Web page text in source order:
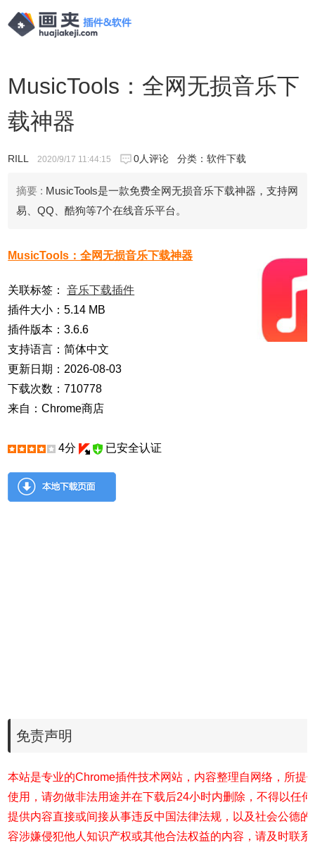
MusicTools：全网无损音乐下
载神器
RILL 2020/9/17 11:44:15 0人评论 分类：软件下载
摘要 : MusicTools是一款免费全网无损音乐下载神器，支持网
易、QQ、酷狗等7个在线音乐平台。
MusicTools：全网无损音乐下载神器
关联标签：
音乐下载插件
插件大小：5.14 MB
插件版本：3.6.6
支持语言：简体中文
更新日期：2026-08-03
下载次数：710778
来自：Chrome商店
4分 已安全认证
免责声明
本站是专业的Chrome插件技术网站，内容整理自网络，所提
使用，请勿做非法用途并在下载后24小时内删除，不得以任
提供内容直接或间接从事违反中国法律法规，以及社会公德
容涉嫌侵犯他人知识产权或其他合法权益的内容，请及时联系